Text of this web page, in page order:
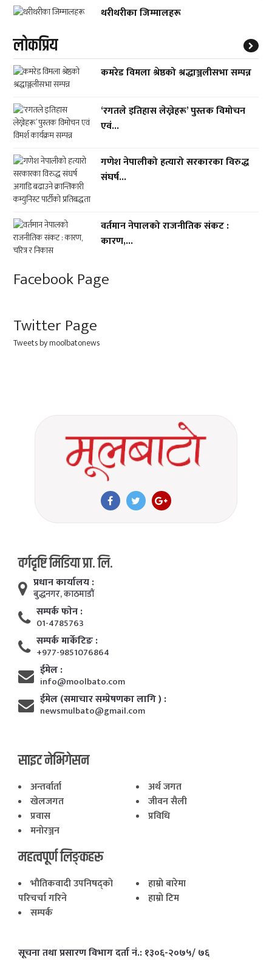
थरीथरीका जिम्मालहरू
लाेकप्रिय
कमरेड विमला श्रेष्ठको श्रद्धाञ्जलीसभा सम्पन्न
‘रगतले इतिहास लेख्नेहरू’ पुस्तक विमोचन
एवं...
गणेश नेपालीको हत्यारो सरकारका विरुद्ध
संघर्ष...
वर्तमान नेपालको राजनीतिक संकट :
कारण,...
Facebook Page
Twitter Page
Tweets by moolbatonews
वर्गदृष्टि मिडिया प्रा. लि.
प्रधान कार्यालय :
बुद्धनगर, काठमाडाैं
सम्पर्क फाेन :
01-4785763
सम्पर्क मार्केटिङ :
+977-9851076864
ईमेल :
info@moolbato.com
ईमेल (समाचार सम्प्रेषणका लागि ) :
newsmulbato@gmail.com
साइट नेभिगेसन
अन्तर्वार्ता
अर्थ जगत
खेलजगत
जीवन सैली
प्रवास
प्रविधि
मनोरञ्जन
महत्वपूर्ण लिङ्कहरू
भाैतिकवादी उपनिषद्काे
परिचर्चा गरिने
हाम्राे बारेमा
हाम्राे टिम
सम्पर्क
सूचना तथा प्रसारण विभाग दर्ता नं.: १३०६-२०७५/ ७६